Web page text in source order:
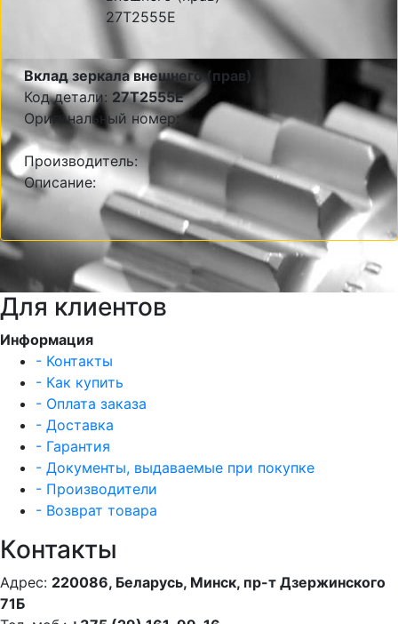
Вклад зеркала внешнего (прав)
Код детали: 27T2555E
Оригинальный номер:
Производитель:
Описание:
Для клиентов
Информация
- Контакты
- Как купить
- Оплата заказа
- Доставка
- Гарантия
- Документы, выдаваемые при покупке
- Производители
- Возврат товара
Контакты
Адрес: 220086, Беларусь, Минск, пр-т Дзержинского
71Б